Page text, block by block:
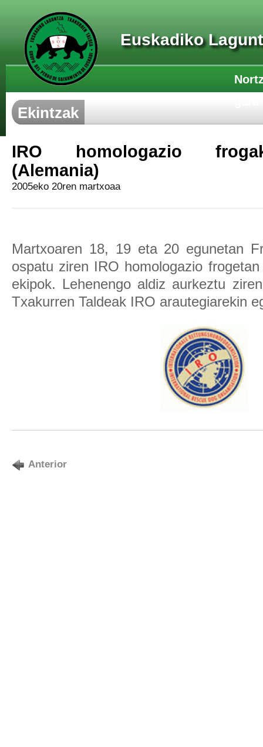
Euskadiko
Ekintzak
IRO homologazio
(Alemania)
2005eko 20ren martxoaa
Martxoaren 18, 19 eta 20 egunetan
ospatu ziren IRO homologazio
ekipok. Lehenengo aldiz aurkeztu
Txakurren Taldeak IRO arautegiarekin
Anterior